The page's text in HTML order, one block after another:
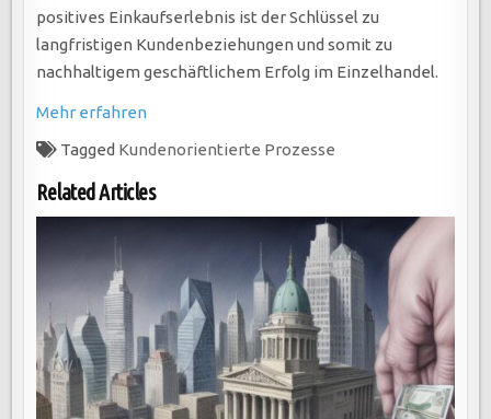
positives Einkaufserlebnis ist der Schlüssel zu
langfristigen Kundenbeziehungen und somit zu
nachhaltigem geschäftlichem Erfolg im Einzelhandel.
Mehr erfahren
Tagged Kundenorientierte Prozesse
Related Articles